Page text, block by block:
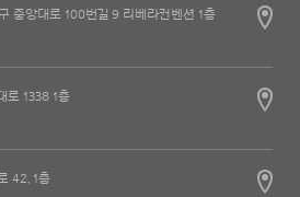
중앙대로 100번길 9 리베라컨벤션 1층
로 1338 1층
42, 1층